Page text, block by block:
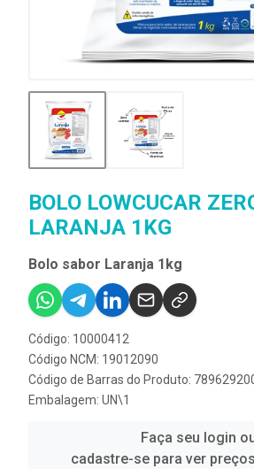
BOLO LOWCUCAR
LARANJA 1KG
Bolo sabor Laranja 1kg
Código: 10000412
Código NCM: 19012090
Código de Barras do Produto:
Embalagem: UN\1
Faça seu login
cadastre-se para ver